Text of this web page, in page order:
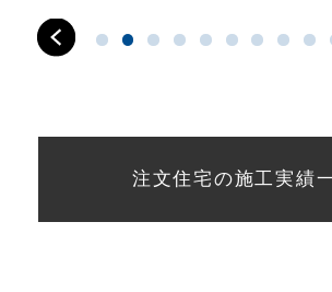
注文住宅の施工実績